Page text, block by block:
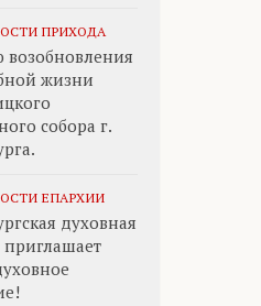
ПРИХОДА
жизни
собора г.
ЕПАРХИИ
духовная